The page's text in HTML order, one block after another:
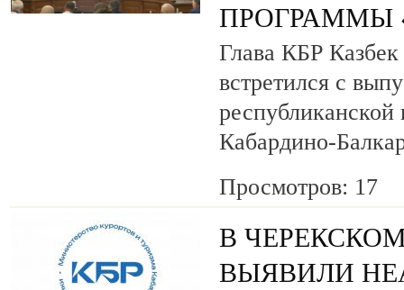
ПРОГРАММЫ
Глава КБР Казбек
встретился с
Кабардино-
Просмотров: 17
В
ВЫЯВИЛИ